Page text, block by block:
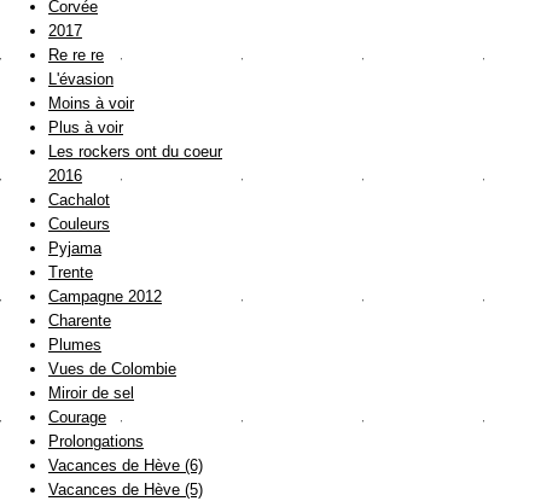
Corvée
2017
Re re re
L'évasion
Moins à voir
Plus à voir
Les rockers ont du coeur
2016
Cachalot
Couleurs
Pyjama
Trente
Campagne 2012
Charente
Plumes
Vues de Colombie
Miroir de sel
Courage
Prolongations
Vacances de Hève (6)
Vacances de Hève (5)